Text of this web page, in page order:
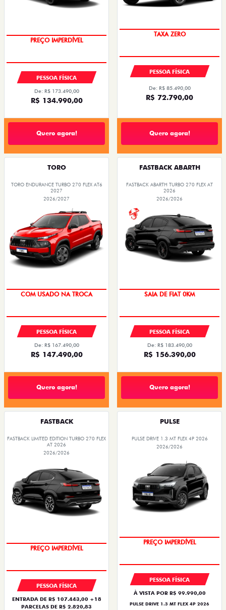
PREÇO IMPERDÍVEL
PESSOA FÍSICA
De: R$ 173.490,00
R$ 134.990,00
Quero agora!
TAXA ZERO
PESSOA FÍSICA
De: R$ 85.490,00
R$ 72.790,00
Quero agora!
TORO
TORO ENDURANCE TURBO 270 FLEX AT6
2027
2026/2027
COM USADO NA TROCA
PESSOA FÍSICA
De: R$ 167.490,00
R$ 147.490,00
Quero agora!
FASTBACK ABARTH
FASTBACK ABARTH TURBO 270 FLEX AT
2026
2026/2026
SAIA DE FIAT 0KM
PESSOA FÍSICA
De: R$ 183.490,00
R$ 156.390,00
Quero agora!
FASTBACK
FASTBACK LIMITED EDITION TURBO 270 FLEX
AT 2026
2026/2026
PREÇO IMPERDÍVEL
PESSOA FÍSICA
ENTRADA DE R$ 107.443,00 +18
PARCELAS DE R$ 2.820,83
PULSE
PULSE DRIVE 1.3 MT FLEX 4P 2026
2026/2026
PREÇO IMPERDÍVEL
PESSOA FÍSICA
À VISTA POR R$ 99.990,00
PULSE DRIVE 1.3 MT FLEX 4P 2026